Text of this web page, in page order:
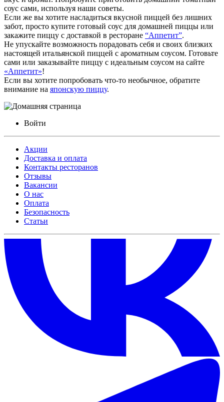
соус сами, используя наши советы.
Если же вы хотите насладиться вкусной пиццей без лишних
забот, просто купите готовый соус для домашней пиццы или
закажите пиццу с доставкой в ресторане “Аппетит”.
Не упускайте возможность порадовать себя и своих близких
настоящей итальянской пиццей с ароматным соусом. Готовьте
сами или заказывайте пиццу с идеальным соусом на сайте
«Аппетит»!
Если вы хотите попробовать что-то необычное, обратите
внимание на японскую пиццу.
Войти
Акции
Доставка и оплата
Контакты ресторанов
Отзывы
Вакансии
О нас
Оплата
Безопасность
Статьи